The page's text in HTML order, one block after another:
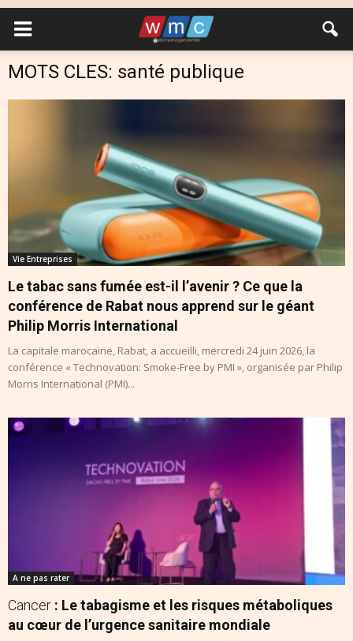
MOTS CLES: santé publique
Vie Entreprises
Le tabac sans fumée est-il l’avenir ? Ce que la
conférence de Rabat nous apprend sur le géant
Philip Morris International
La capitale marocaine, Rabat, a accueilli, mercredi 24 juin 2026, la
conférence « Technovation: Smoke-Free by PMI », organisée par Philip
Morris International (PMI)...
A ne pas rater
Cancer : Le tabagisme et les risques métaboliques
au cœur de l’urgence sanitaire mondiale